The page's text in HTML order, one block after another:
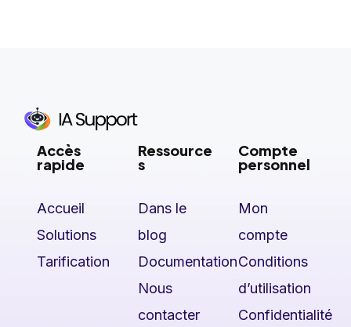
Accès
rapide
Accueil
Solutions
Tarification
Ressource
s
Dans le
blog
Documentation
Nous
contacter
Compte
personnel
Mon
compte
Conditions
d’utilisation
Confidentialité